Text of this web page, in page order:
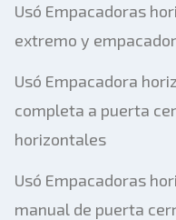
Usó Empacadoras
extremo y
Usó Empacadora
completa a puerta
horizontales
Usó Empacadoras
manual de puerta